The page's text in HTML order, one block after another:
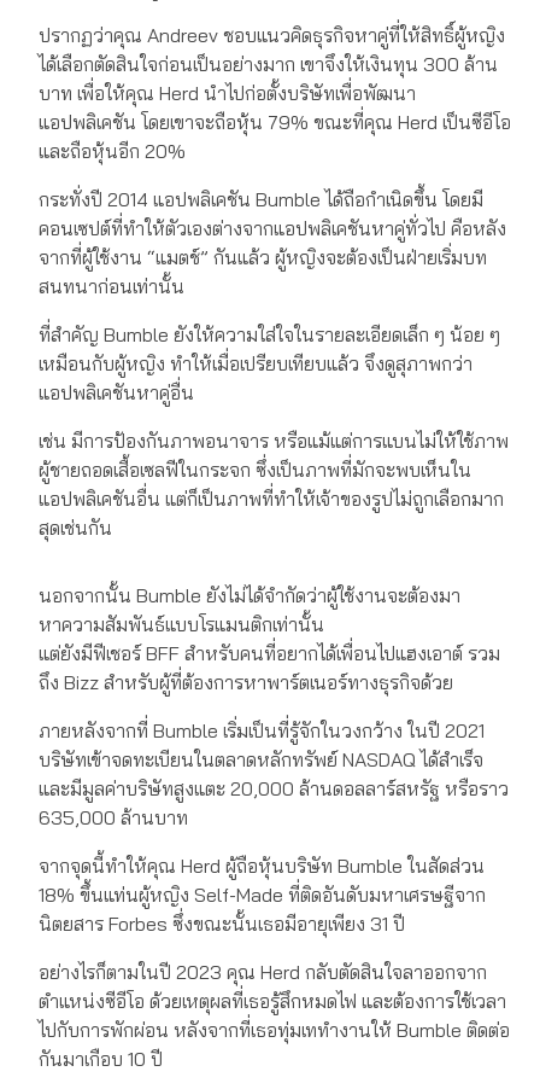
ปรากฏว่าคุณ Andreev ชอบแนวคิดธุรกิจหาคู่ที่ให้สิทธิ์ผู้หญิง
ได้เลือกตัดสินใจก่อนเป็นอย่างมาก เขาจึงให้เงินทุน 300 ล้าน
บาท เพื่อให้คุณ Herd นำไปก่อตั้งบริษัทเพื่อพัฒนา
แอปพลิเคชัน โดยเขาจะถือหุ้น 79% ขณะที่คุณ Herd เป็นซีอีโอ
และถือหุ้นอีก 20%
กระทั่งปี 2014 แอปพลิเคชัน Bumble ได้ถือกำเนิดขึ้น โดยมี
คอนเซปต์ที่ทำให้ตัวเองต่างจากแอปพลิเคชันหาคู่ทั่วไป คือหลัง
จากที่ผู้ใช้งาน “แมตช์” กันแล้ว ผู้หญิงจะต้องเป็นฝ่ายเริ่มบท
สนทนาก่อนเท่านั้น
ที่สำคัญ Bumble ยังให้ความใส่ใจในรายละเอียดเล็ก ๆ น้อย ๆ
เหมือนกับผู้หญิง ทำให้เมื่อเปรียบเทียบแล้ว จึงดูสุภาพกว่า
แอปพลิเคชันหาคู่อื่น
เช่น มีการป้องกันภาพอนาจาร หรือแม้แต่การแบนไม่ให้ใช้ภาพ
ผู้ชายถอดเสื้อเซลฟีในกระจก ซึ่งเป็นภาพที่มักจะพบเห็นใน
แอปพลิเคชันอื่น แต่ก็เป็นภาพที่ทำให้เจ้าของรูปไม่ถูกเลือกมาก
สุดเช่นกัน
นอกจากนั้น Bumble ยังไม่ได้จำกัดว่าผู้ใช้งานจะต้องมา
หาความสัมพันธ์แบบโรแมนติกเท่านั้น
แต่ยังมีฟีเชอร์ BFF สำหรับคนที่อยากได้เพื่อนไปแฮงเอาต์ รวม
ถึง Bizz สำหรับผู้ที่ต้องการหาพาร์ตเนอร์ทางธุรกิจด้วย
ภายหลังจากที่ Bumble เริ่มเป็นที่รู้จักในวงกว้าง ในปี 2021
บริษัทเข้าจดทะเบียนในตลาดหลักทรัพย์ NASDAQ ได้สำเร็จ
และมีมูลค่าบริษัทสูงแตะ 20,000 ล้านดอลลาร์สหรัฐ หรือราว
635,000 ล้านบาท
จากจุดนี้ทำให้คุณ Herd ผู้ถือหุ้นบริษัท Bumble ในสัดส่วน
18% ขึ้นแท่นผู้หญิง Self-Made ที่ติดอันดับมหาเศรษฐีจาก
นิตยสาร Forbes ซึ่งขณะนั้นเธอมีอายุเพียง 31 ปี
อย่างไรก็ตามในปี 2023 คุณ Herd กลับตัดสินใจลาออกจาก
ตำแหน่งซีอีโอ ด้วยเหตุผลที่เธอรู้สึกหมดไฟ และต้องการใช้เวลา
ไปกับการพักผ่อน หลังจากที่เธอทุ่มเททำงานให้ Bumble ติดต่อ
กันมาเกือบ 10 ปี